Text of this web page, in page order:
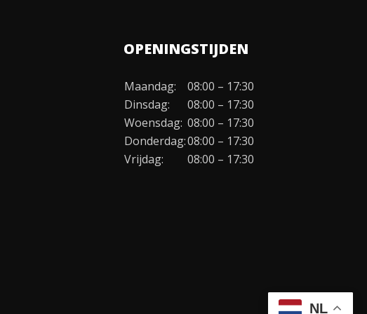
OPENINGSTIJDEN
Maandag:
08:00 – 17:30
Dinsdag:
08:00 – 17:30
Woensdag: 08:00 – 17:30
Donderdag:08:00 – 17:30
Vrijdag:
08:00 – 17:30
NL